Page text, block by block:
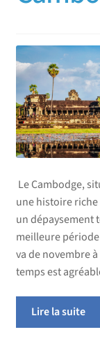
Le Cambodge,
une histoire
un dépaysement
meilleure
va de novembre
temps est
Lire la suite